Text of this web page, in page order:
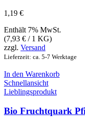
1,19 €
Enthält 7% MwSt.
(7,93 € / 1 KG)
zzgl. Versand
Lieferzeit: ca. 5-7 Werktage
In den Warenkorb
Schnellansicht
Lieblingsprodukt
Bio Fruchtquark